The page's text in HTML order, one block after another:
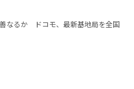
善なるか ドコモ、最新基地局を全国